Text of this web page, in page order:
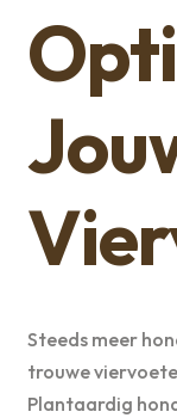
Steeds meer
trouwe
Plantaardig